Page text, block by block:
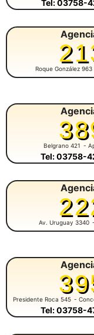
Tel: 03758-
Roque González 963
Belgrano 421 -
Tel: 03758-
Av. Uruguay 3340
Presidente Roca 545 -
Tel: 03758-